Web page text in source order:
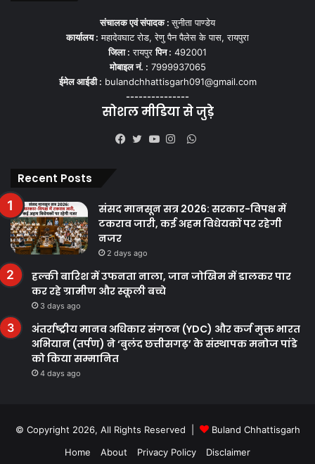
संचालक एवं संपादक :सुनीता पाण्डेय
कार्यालय : महादेवघाट रोड, रेणु पैन पैलेस के पास, रायपुरा
जिला : रायपुरपिन : 492001
मोबाइल नं. : 7999937065
ईमेल आईडी : bulandchhattisgarh091@gmail.com
---------------
सोशल मीडिया से जुड़े
WhatsApp
Recent Posts
संसद मानसून सत्र 2026: सरकार-विपक्ष में
टकराव जारी, कई अहम विधेयकों पर रहेगी
नजर
2 days ago
हल्की बारिश में उफनता नाला, जान जोखिम में डालकर पार
कर रहे ग्रामीण और स्कूली बच्चे
3 days ago
अंतर्राष्ट्रीय मानव अधिकार संगठन (YDC) और कर्ज मुक्त भारत
अभियान (तर्पण) ने ‘बुलंद छत्तीसगढ़’ के संस्थापक मनोज पांडे
को किया सम्मानित
4 days ago
© Copyright 2026, All Rights Reserved |
Buland Chhattisgarh
Home
About Privacy Policy Disclaimer